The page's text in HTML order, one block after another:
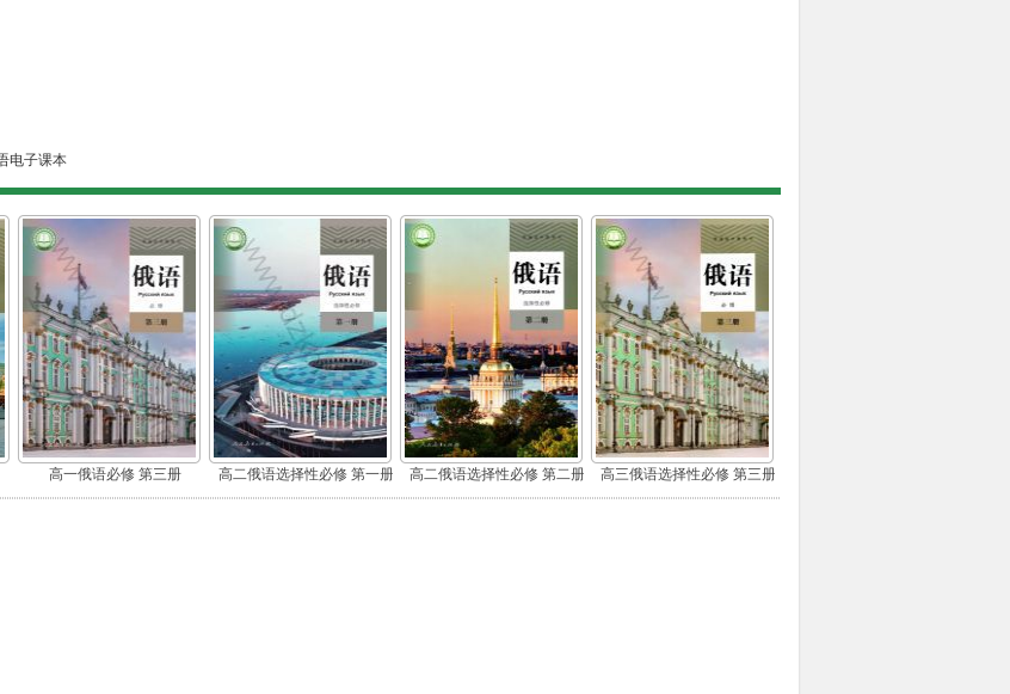
电子课本
高一俄语必修 第三册 高二俄语选择性必修 第一册 高二俄语选择性必修 第二册 高三俄语选择性必修 第三册